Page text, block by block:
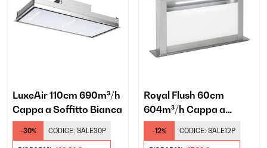
LuxeAir 110cm 690m³/h
Cappa a Soffitto Bianca
-30% CODICE: SALE30P
Royal Flush 60cm
604m³/h Cappa a
Scomparsa Bianco
-12% CODICE: SALE12P